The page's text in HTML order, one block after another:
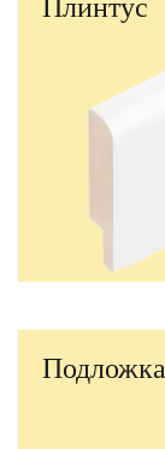
Плинтус
Подложка